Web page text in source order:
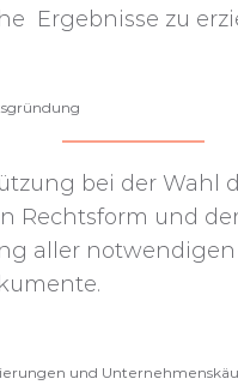
und
bei der Wahl
Rechtsform und
aller notwendigen
Ergebnisse zu